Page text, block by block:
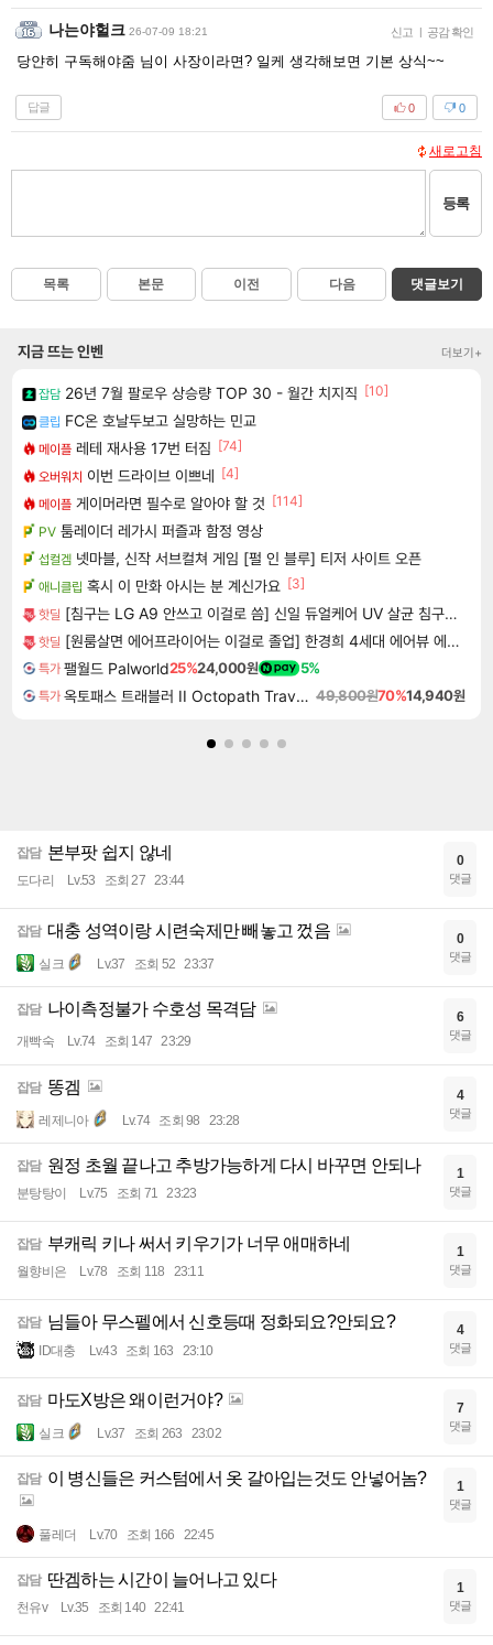
나는야헐크 26-07-09 18:21 신고 | 공감 확인
당얀히 구독해야줌 님이 사장이라면? 일케 생각해보면 기본 상식~~
답글 0
0
새로고침
등록
목록 본문 이전 다음 댓글보기
지금 뜨는 인벤 더보기+
잡담 26년 7월 팔로우 상승량 TOP 30 - 월간 치지직 [10]
클립 FC온 호날두보고 실망하는 민교
메이플 레테 재사용 17번 터짐 [74]
오버워치 이번 드라이브 이쁘네 [4]
메이플 게이머라면 필수로 알아야 할 것 [114]
PV 툼레이더 레가시 퍼즐과 함정 영상
섭컬겜 넷마블, 신작 서브컬쳐 게임 [펄 인 블루] 티저 사이트 오픈
애니클립 혹시 이 만화 아시는 분 계신가요 [3]
핫딜 [침구는 LG A9 안쓰고 이걸로 씀] 신일 듀얼케어 UV 살균 침구청소기
핫딜 [원룸살면 에어프라이어는 이걸로 졸업] 한경희 4세대 에어뷰 에어프라이어 6L
특가 팰월드 Palworld25%24,000원 5%
특가 옥토패스 트래블러 II Octopath Traveler II 49,800원70%14,940원
잡담 본부팟 쉽지 않네
도다리 Lv.53 조회 27 23:44
0
댓글
잡담 대충 성역이랑 시련숙제만 빼놓고 껐음
실크 Lv.37 조회 52 23:37
0
댓글
잡담 나이측정불가 수호성 목격담
개빡숙 Lv.74 조회 147 23:29
6
댓글
잡담 똥겜
레제니아 Lv.74 조회 98 23:28
4
댓글
잡담 원정 초월 끝나고 추방가능하게 다시 바꾸면 안되나
분탕탕이 Lv.75 조회 71 23:23
1
댓글
잡담 부캐릭 키나 써서 키우기가 너무 애매하네
월향비은 Lv.78 조회 118 23:11
1
댓글
잡담 님들아 무스펠에서 신호등때 정화되요?안되요?
ID대충 Lv.43 조회 163 23:10
4
댓글
잡담 마도X방은 왜이런거야?
실크 Lv.37 조회 263 23:02
7
댓글
잡담 이 병신들은 커스텀에서 옷 갈아입는것도 안넣어놈?
풀레더 Lv.70 조회 166 22:45
1
댓글
잡담 딴겜하는 시간이 늘어나고 있다
천유v Lv.35 조회 140 22:41
1
댓글